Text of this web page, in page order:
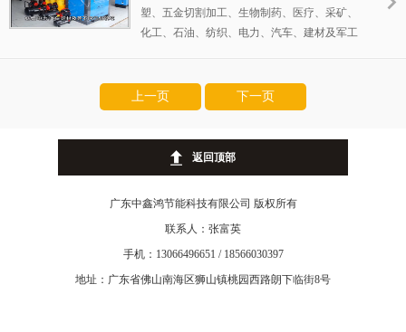
塑、五金切割加工、生物制药、医疗、采矿、
化工、石油、纺织、电力、汽车、建材及军工
···
上一页 下一页
返回顶部
广东中鑫鸿节能科技有限公司 版权所有
联系人：张富英
手机：13066496651 / 18566030397
地址：广东省佛山南海区狮山镇桃园西路朗下临街8号